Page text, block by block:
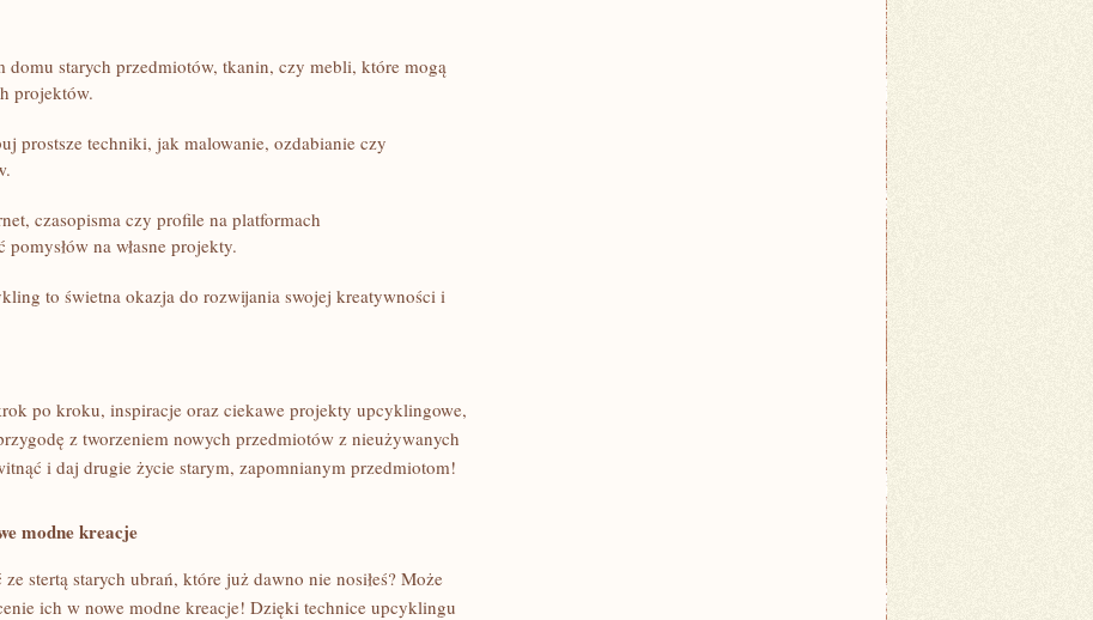
domu‌ starych⁢ przedmiotów,‍ tkanin, czy mebli, ⁣które‌ mogą
projektów.
prostsze techniki, jak malowanie, ozdabianie ⁢czy
‌czasopisma czy profile⁢ na platformach
na ⁤własne ‌projekty.
to świetna okazja⁣ do rozwijania swojej kreatywności ‍i
po ⁢kroku, inspiracje oraz ciekawe projekty ‍upcyklingowe,
z ⁤tworzeniem nowych przedmiotów z nieużywanych
i daj drugie⁤ życie starym, zapomnianym przedmiotom!
modne kreacje
⁤stertą starych ⁣ubrań, które‍ już‍ dawno⁤ nie nosiłeś? ⁣Może‌
ich ​w⁢ nowe modne kreacje! Dzięki ‍technice‌ upcyklingu